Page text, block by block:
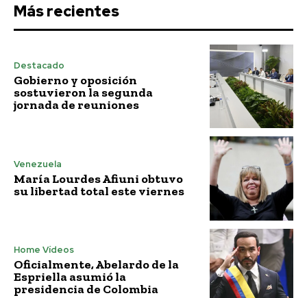
Más recientes
Destacado
Gobierno y oposición
sostuvieron la segunda
jornada de reuniones
Venezuela
María Lourdes Afiuni obtuvo
su libertad total este viernes
Home Vídeos
Oficialmente, Abelardo de la
Espriella asumió la
presidencia de Colombia